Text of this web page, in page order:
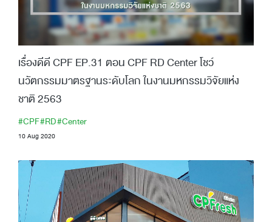
เรื่องดีดี CPF EP.31 ตอน CPF RD Center โชว์
นวัตกรรมมาตรฐานระดับโลก ในงานมหกรรมวิจัยแห่ง
ชาติ 2563
#CPF#RD#Center
10 Aug 2020